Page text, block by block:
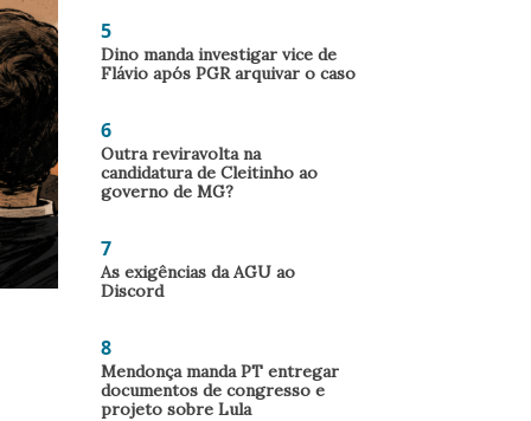
5
Dino manda investigar vice de
Flávio após PGR arquivar o caso
6
Outra reviravolta na
candidatura de Cleitinho ao
governo de MG?
7
As exigências da AGU ao
Discord
8
Mendonça manda PT entregar
documentos de congresso e
projeto sobre Lula